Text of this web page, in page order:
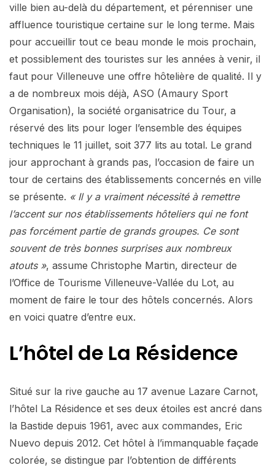
ville bien au-delà du département, et pérenniser une
affluence touristique certaine sur le long terme. Mais
pour accueillir tout ce beau monde le mois prochain,
et possiblement des touristes sur les années à venir, il
faut pour Villeneuve une offre hôtelière de qualité. Il y
a de nombreux mois déjà, ASO (Amaury Sport
Organisation), la société organisatrice du Tour, a
réservé des lits pour loger l’ensemble des équipes
techniques le 11 juillet, soit 377 lits au total. Le grand
jour approchant à grands pas, l’occasion de faire un
tour de certains des établissements concernés en ville
se présente. « Il y a vraiment nécessité à remettre
l’accent sur nos établissements hôteliers qui ne font
pas forcément partie de grands groupes. Ce sont
souvent de très bonnes surprises aux nombreux
atouts », assume Christophe Martin, directeur de
l’Office de Tourisme Villeneuve-Vallée du Lot, au
moment de faire le tour des hôtels concernés. Alors
en voici quatre d’entre eux.
L’hôtel de La Résidence
Situé sur la rive gauche au 17 avenue Lazare Carnot,
l’hôtel La Résidence et ses deux étoiles est ancré dans
la Bastide depuis 1961, avec aux commandes, Eric
Nuevo depuis 2012. Cet hôtel à l’immanquable façade
colorée, se distingue par l’obtention de différents